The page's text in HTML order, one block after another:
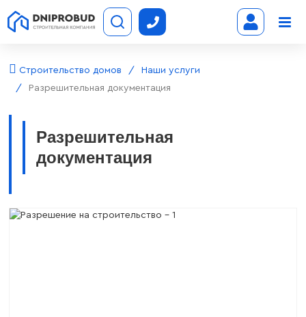
Строительство домов
Наши услуги
Разрешительная документация
Разрешительная
документация